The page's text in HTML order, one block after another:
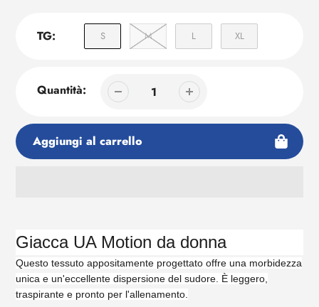
TG: S M L XL
Quantità:
Aggiungi al carrello
prodotto
al
tuo
carrello
Giacca UA Motion da donna
Questo tessuto appositamente progettato offre una morbidezza
unica e un'eccellente dispersione del sudore. È leggero,
traspirante e pronto per l'allenamento.